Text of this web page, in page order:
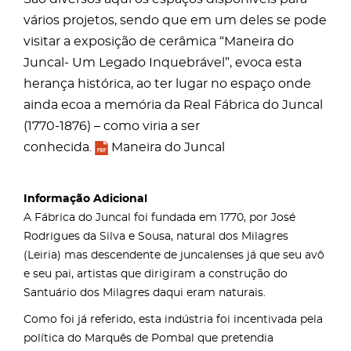
vários projetos, sendo que em um deles se pode
visitar a exposição de cerâmica “Maneira do
Juncal- Um Legado Inquebrável”, evoca esta
herança histórica, ao ter lugar no espaço onde
ainda ecoa a memória da Real Fábrica do Juncal
(1770-1876) – como viria a ser
conhecida.
Maneira do Juncal
Informação Adicional
A Fábrica do Juncal foi fundada em 1770, por José
Rodrigues da Silva e Sousa, natural dos Milagres
(Leiria) mas descendente de juncalenses já que seu avô
e seu pai, artistas que dirigiram a construção do
Santuário dos Milagres daqui eram naturais.
Como foi já referido, esta indústria foi incentivada pela
política do Marquês de Pombal que pretendia